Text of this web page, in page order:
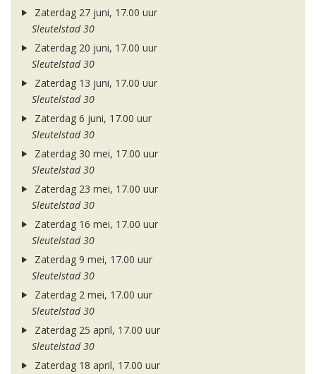
Zaterdag 27 juni, 17.00 uur
Sleutelstad 30
Zaterdag 20 juni, 17.00 uur
Sleutelstad 30
Zaterdag 13 juni, 17.00 uur
Sleutelstad 30
Zaterdag 6 juni, 17.00 uur
Sleutelstad 30
Zaterdag 30 mei, 17.00 uur
Sleutelstad 30
Zaterdag 23 mei, 17.00 uur
Sleutelstad 30
Zaterdag 16 mei, 17.00 uur
Sleutelstad 30
Zaterdag 9 mei, 17.00 uur
Sleutelstad 30
Zaterdag 2 mei, 17.00 uur
Sleutelstad 30
Zaterdag 25 april, 17.00 uur
Sleutelstad 30
Zaterdag 18 april, 17.00 uur